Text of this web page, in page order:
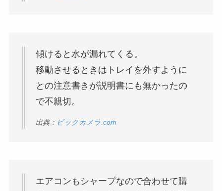
傾けると水が漏れてくる。
移動させるときはトレイを外すように
との注意書きが説明書にも無かったの
で不親切。
出典： ビックカメラ.com
エアコンもシャープなので合わせて購